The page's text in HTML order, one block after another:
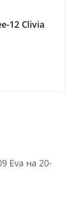
12 Clivia
Eva на 20-